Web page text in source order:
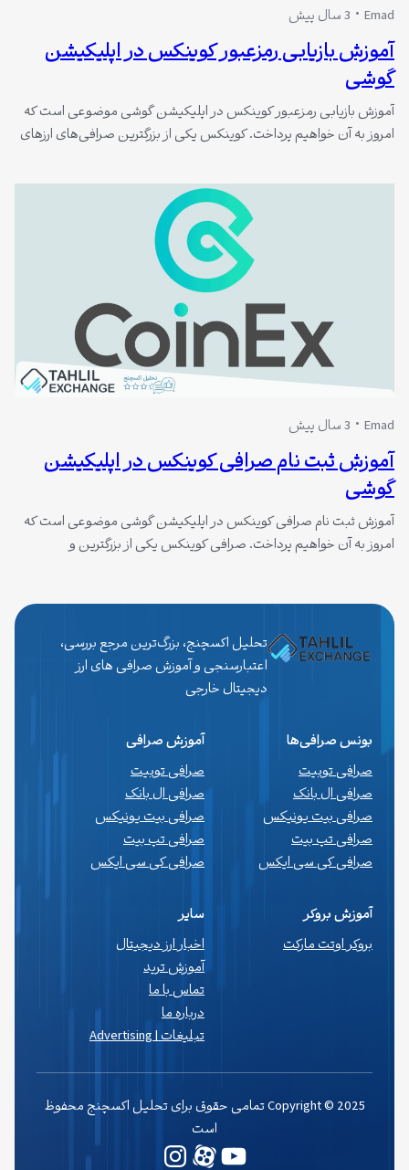
Emad 3 سال پیش
آموزش بازیابی رمزعبور کوینکس در اپلیکیشن
گوشی
آموزش بازیابی رمزعبور کوینکس در اپلیکیشن گوشی موضوعی است که
امروز به آن خواهیم پرداخت. کوینکس یکی از بزرگترین صرافی‌های ارزهای
می‌کنند.
Emad 3 سال پیش
آموزش ثبت نام صرافی کوینکس در اپلیکیشن
گوشی
آموزش ثبت نام صرافی کوینکس در اپلیکیشن گوشی موضوعی است که
امروز به آن خواهیم پرداخت. صرافی کوینکس یکی از بزرگترین و
می‌دهد و از جمله ویژگی‌های آن می‌توان به کارمزدهای…
تحلیل اکسچنج، بزرگ‌ترین مرجع بررسی،
اعتبارسنجی و آموزش صرافی های ارز
دیجیتال خارجی
بونس صرافی‌ها
صرافی توبیت
صرافی ال بانک
صرافی بیت یونیکس
صرافی تپ بیت
صرافی کی سی ایکس
آموزش صرافی
صرافی توبیت
صرافی ال بانک
صرافی بیت یونیکس
صرافی تپ بیت
صرافی کی سی ایکس
آموزش بروکر
بروکر اوتت مارکت
سایر
اخبار ارز دیجیتال
آموزش ترید
تماس با ما
درباره ما
تبلیغات | Advertising
یوتیوبوردپرس
Copyright © 2025 تمامی حقوق برای تحلیل اکسچنج محفوظ
است